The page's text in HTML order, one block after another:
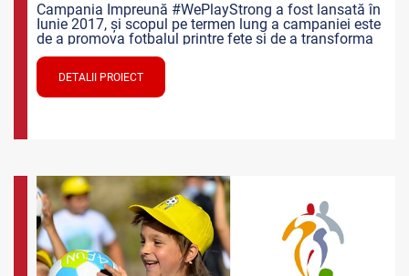
Campania Împreună #WePlayStrong a fost lansată în
Iunie 2017, și scopul pe termen lung a campaniei este
de a promova fotbalul printre fete și de a transforma
acest joc în sportul feminin de echipă numărul 1 în
Europa până în 2022, în toate 55 de țări membre ale
UEFA.DETALII PROIECT